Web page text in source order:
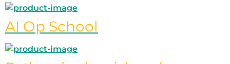
AI Op School